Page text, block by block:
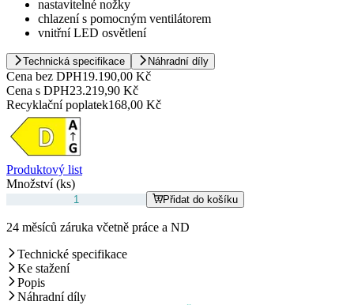
nastavitelné nožky
chlazení s pomocným ventilátorem
vnitřní LED osvětlení
Technická specifikace Náhradní díly
Cena bez DPH19.190,00 Kč
Cena s DPH23.219,90 Kč
Recyklační poplatek168,00 Kč
Produktový list
Množství (ks)
Přidat do košíku
24 měsíců záruka včetně práce a ND
Technické specifikace
Ke stažení
Popis
Náhradní díly